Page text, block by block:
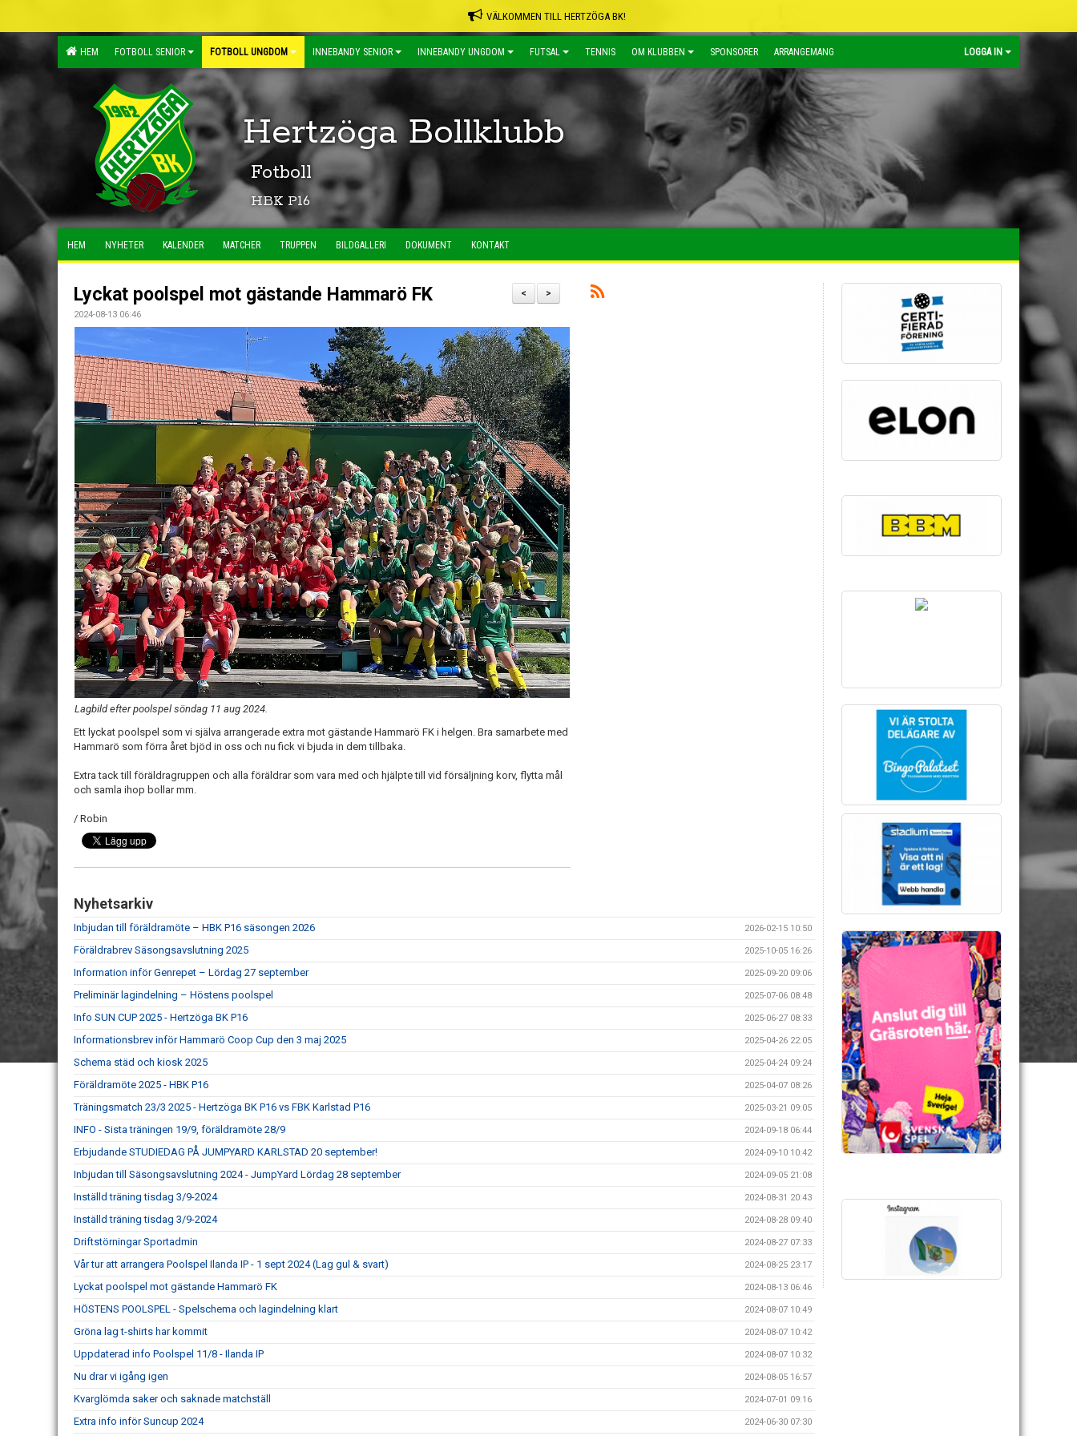
VÄLKOMMEN TILL HERTZÖGA BK!
HEM FOTBOLL SENIOR FOTBOLL UNGDOM INNEBANDY SENIOR INNEBANDY UNGDOM FUTSAL TENNIS OM KLUBBEN SPONSORER ARRANGEMANG LOGGA IN
Hertzöga Bollklubb
Fotboll
HBK P16
HEM NYHETER KALENDER MATCHER TRUPPEN BILDGALLERI DOKUMENT KONTAKT
>
<
Lyckat poolspel mot gästande Hammarö FK
2024-08-13 06:46
Lagbild efter poolspel söndag 11 aug 2024.
Ett lyckat poolspel som vi själva arrangerade extra mot gästande Hammarö FK i helgen. Bra samarbete med
Hammarö som förra året bjöd in oss och nu fick vi bjuda in dem tillbaka.
Extra tack till föräldragruppen och alla föräldrar som vara med och hjälpte till vid försäljning korv, flytta mål
och samla ihop bollar mm.
/ Robin
Nyhetsarkiv
Inbjudan till föräldramöte – HBK P16 säsongen 2026 2026-02-15 10:50
Föräldrabrev Säsongsavslutning 2025 2025-10-05 16:26
Information inför Genrepet – Lördag 27 september 2025-09-20 09:06
Preliminär lagindelning – Höstens poolspel 2025-07-06 08:48
Info SUN CUP 2025 - Hertzöga BK P16 2025-06-27 08:33
Informationsbrev inför Hammarö Coop Cup den 3 maj 2025 2025-04-26 22:05
Schema städ och kiosk 2025 2025-04-24 09:24
Föräldramöte 2025 - HBK P16 2025-04-07 08:26
Träningsmatch 23/3 2025 - Hertzöga BK P16 vs FBK Karlstad P16 2025-03-21 09:05
INFO - Sista träningen 19/9, föräldramöte 28/9 2024-09-18 06:44
Erbjudande STUDIEDAG PÅ JUMPYARD KARLSTAD 20 september! 2024-09-10 10:42
Inbjudan till Säsongsavslutning 2024 - JumpYard Lördag 28 september 2024-09-05 21:08
Inställd träning tisdag 3/9-2024 2024-08-31 20:43
Inställd träning tisdag 3/9-2024 2024-08-28 09:40
Driftstörningar Sportadmin 2024-08-27 07:33
Vår tur att arrangera Poolspel Ilanda IP - 1 sept 2024 (Lag gul & svart) 2024-08-25 23:17
Lyckat poolspel mot gästande Hammarö FK 2024-08-13 06:46
HÖSTENS POOLSPEL - Spelschema och lagindelning klart 2024-08-07 10:49
Gröna lag t-shirts har kommit 2024-08-07 10:42
Uppdaterad info Poolspel 11/8 - Ilanda IP 2024-08-07 10:32
Nu drar vi igång igen 2024-08-05 16:57
Kvarglömda saker och saknade matchställ 2024-07-01 09:16
Extra info inför Suncup 2024 2024-06-30 07:30